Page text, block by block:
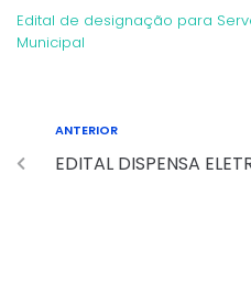
Edital de designação para
Municipal
ANTERIOR
EDITAL DISPENSA